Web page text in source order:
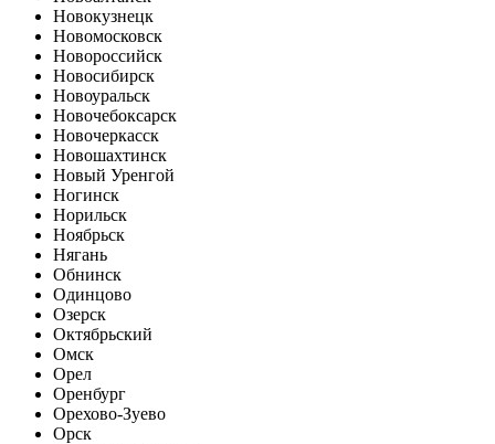
Новокузнецк
Новомосковск
Новороссийск
Новосибирск
Новоуральск
Новочебоксарск
Новочеркасск
Новошахтинск
Новый Уренгой
Ногинск
Норильск
Ноябрьск
Нягань
Обнинск
Одинцово
Озерск
Октябрьский
Омск
Орел
Оренбург
Орехово-Зуево
Орск